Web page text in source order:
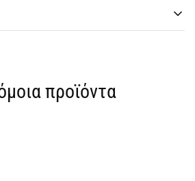
προϊόντα